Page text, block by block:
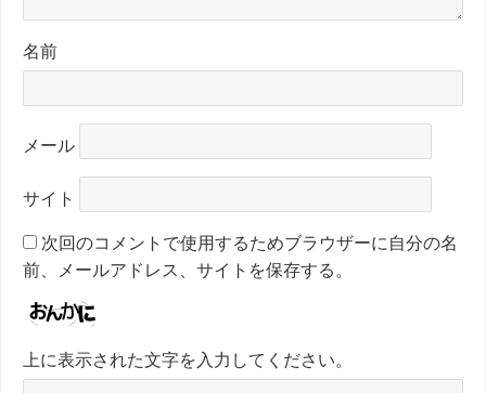
名前
メール
サイト
次回のコメントで使用するためブラウザーに自分の名
前、メールアドレス、サイトを保存する。
上に表示された文字を入力してください。